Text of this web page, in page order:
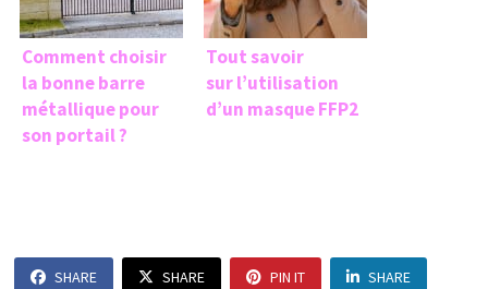
Comment choisir
la bonne barre
métallique pour
son portail ?
Tout savoir
sur l’utilisation
d’un masque FFP2
SHARE SHARE PIN IT SHARE